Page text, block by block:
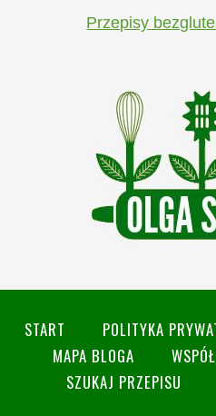
Przepisy
START POLITYKA
MAPA BLOGA
SZUKAJ PRZEPISU